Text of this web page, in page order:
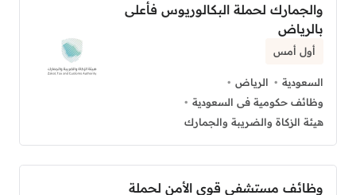
والجمارك لحملة البكالوريوس فأعلى
بالرياض
أول أمس
السعودية
الرياض
وظائف حكومية فى السعودية
هيئة الزكاة والضريبة والجمارك
وظائف مستشفى قوى الأمن لحملة